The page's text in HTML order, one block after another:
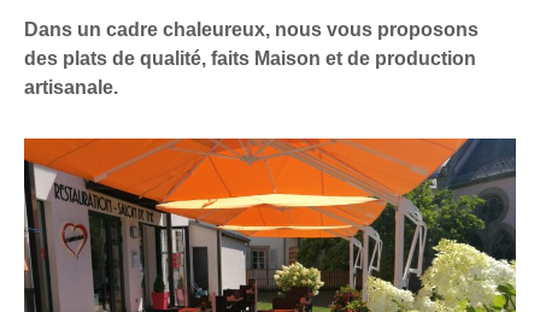
Dans un cadre chaleureux, nous vous proposons
des plats de qualité, faits Maison et de production
artisanale.